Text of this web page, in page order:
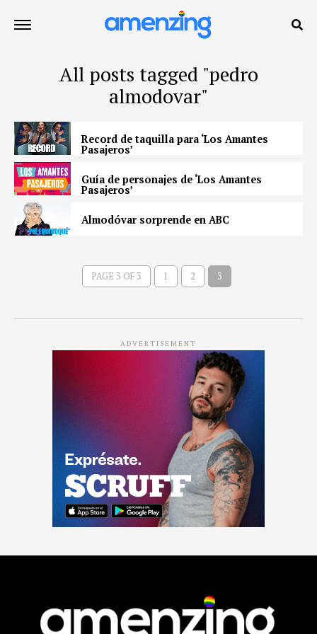
All posts tagged "pedro
almodovar"
Record de taquilla para ‘Los Amantes
Pasajeros’
Guía de personajes de ‘Los Amantes
Pasajeros’
Almodóvar sorprende en ABC
PAGE 3 OF 3 1 2 3
ADVERTISEMENT